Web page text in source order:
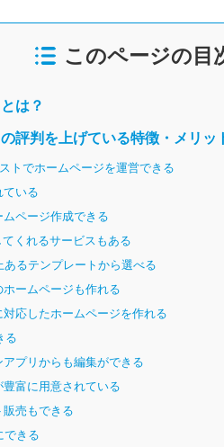
このページの目
は？
評判を上げている特徴・メリッ
トでホームページを運営できる
ている
ページ作成できる
くれるサービスもある
るテンプレートから選べる
ームページも作れる
応したホームページを作れる
る
プリからも編集ができる
豊富に用意されている
売もできる
できる